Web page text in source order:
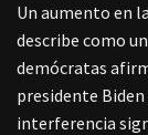
Un aumento en
describe como
demócratas
presidente Biden
interferencia